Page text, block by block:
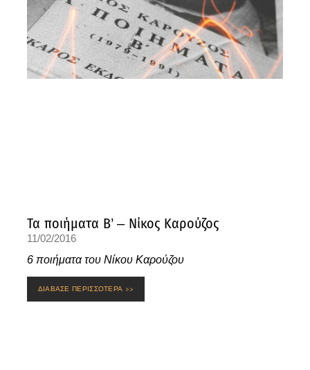
Τα ποιήματα Β’ – Νίκος Καρούζος
11/02/2016
6 ποιήματα του Νίκου Καρούζου
ΔΙΑΒΑΣΕ ΠΕΡΙΣΣΟΤΕΡΑ >>